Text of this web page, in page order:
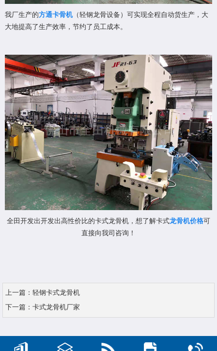
我厂生产的方通卡骨机（轻钢龙骨设备）可实现全程自动货生产，大
大地提高了生产效率，节约了员工成本。
全田开发出开发出高性价比的卡式龙骨机，想了解卡式龙骨机价格可
直接向我司咨询！
上一篇： 轻钢卡式龙骨机
下一篇： 卡式龙骨机厂家